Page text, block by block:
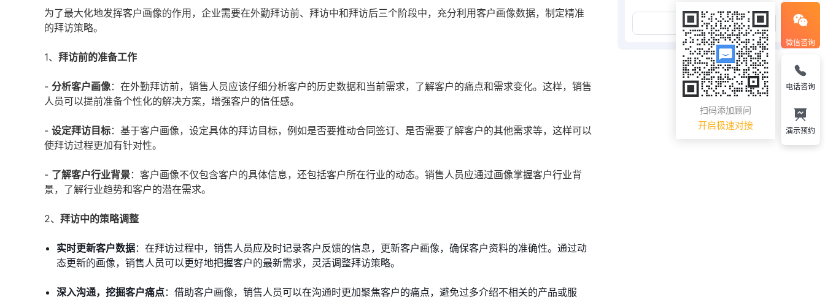
为了最大化地发挥客户画像的作用，企业需要在外勤拜访前、拜访中和拜访后三个阶段中，充分利用客户画像数据，制定精准
的拜访策略。
1、 拜访前的准备工作
- 分析客户画像：在外勤拜访前，销售人员应该仔细分析客户的历史数据和当前需求，了解客户的痛点和需求变化。这样，销售
人员可以提前准备个性化的解决方案，增强客户的信任感。
- 设定拜访目标：基于客户画像，设定具体的拜访目标，例如是否要推动合同签订、是否需要了解客户的其他需求等，这样可以
使拜访过程更加有针对性。
- 了解客户行业背景：客户画像不仅包含客户的具体信息，还包括客户所在行业的动态。销售人员应通过画像掌握客户行业背
景，了解行业趋势和客户的潜在需求。
2、 拜访中的策略调整
实时更新客户数据：在拜访过程中，销售人员应及时记录客户反馈的信息，更新客户画像，确保客户资料的准确性。通过动
态更新的画像，销售人员可以更好地把握客户的最新需求，灵活调整拜访策略。
深入沟通，挖掘客户痛点：借助客户画像，销售人员可以在沟通时更加聚焦客户的痛点，避免过多介绍不相关的产品或服
展开更多
微信咨询
扫码添加顾问
开启极速对接
电话咨询
演示预约